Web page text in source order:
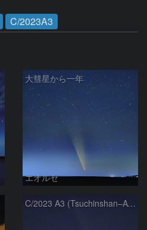
C/2023A3
大彗星から一年
エオルセ
C/2023 A3 (Tsuchinshan–ATLAS)